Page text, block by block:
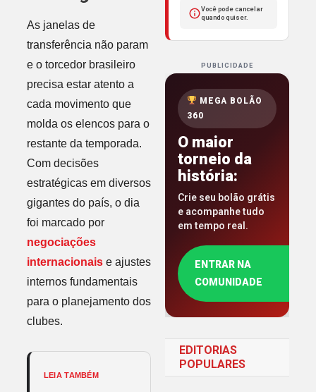
As janelas de
transferência não param
e o torcedor brasileiro
precisa estar atento a
cada movimento que
molda os elencos para o
restante da temporada.
Com decisões
estratégicas em diversos
gigantes do país, o dia
foi marcado por
negociações
internacionaise ajustes
internos fundamentais
para o planejamento dos
clubes.
LEIA TAMBÉM
Você pode cancelar
quando quiser.
PUBLICIDADE
MEGA BOLÃO
360
O maior
torneio da
história:
Crie seu bolão grátis
e acompanhe tudo
em tempo real.
ENTRAR NA
COMUNIDADE
EDITORIAS
POPULARES